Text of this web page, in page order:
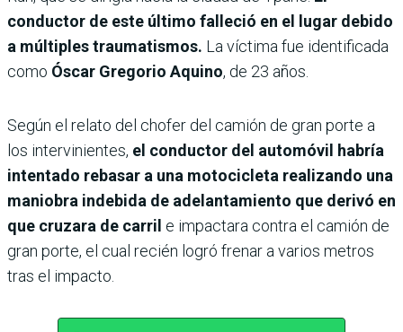
conductor de este último falleció en el lugar debido
a múltiples traumatismos. La víctima fue identificada
como Óscar Gregorio Aquino, de 23 años.
Según el relato del chofer del camión de gran porte a
los intervinientes, el conductor del automóvil habría
intentado rebasar a una motocicleta realizando una
maniobra indebida de adelantamiento que derivó en
que cruzara de carril e impactara contra el camión de
gran porte, el cual recién logró frenar a varios metros
tras el impacto.